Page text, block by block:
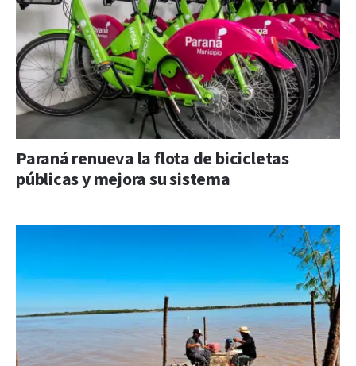
Paraná renueva la flota de bicicletas
públicas y mejora su sistema